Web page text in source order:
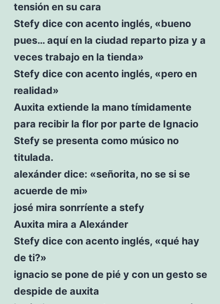
tensión en su cara
Stefy dice con acento inglés, «bueno
pues… aquí en la ciudad reparto piza y a
veces trabajo en la tienda»
Stefy dice con acento inglés, «pero en
realidad»
Auxita extiende la mano tímidamente
para recibir la flor por parte de Ignacio
Stefy se presenta como músico no
titulada.
alexánder dice: «señorita, no se si se
acuerde de mi»
josé mira sonrríente a stefy
Auxita mira a Alexánder
Stefy dice con acento inglés, «qué hay
de ti?»
ignacio se pone de pié y con un gesto se
despide de auxita